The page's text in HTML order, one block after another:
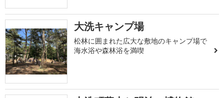
大洗キャンプ場
松林に囲まれた広大な敷地のキャンプ場で
海水浴や森林浴を満喫